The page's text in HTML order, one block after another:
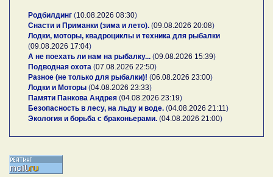
Родбилдинг (10.08.2026 08:30)
Снасти и Приманки (зима и лето). (09.08.2026 20:08)
Лодки, моторы, квадроциклы и техника для рыбалки
(09.08.2026 17:04)
А не поехать ли нам на рыбалку... (09.08.2026 15:39)
Подводная охота (07.08.2026 22:50)
Разное (не только для рыбалки)! (06.08.2026 23:00)
Лодки и Моторы (04.08.2026 23:33)
Памяти Панкова Андрея (04.08.2026 23:19)
Безопасность в лесу, на льду и воде. (04.08.2026 21:11)
Экология и борьба с браконьерами. (04.08.2026 21:00)